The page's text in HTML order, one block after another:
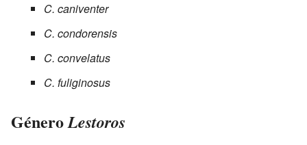
C. caniventer
C. condorensis
C. convelatus
C. fuliginosus
GéneroLestoros